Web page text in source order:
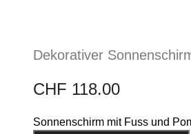
Dekorativer
CHF 118.00
Sonnenschirm mit Fuss und